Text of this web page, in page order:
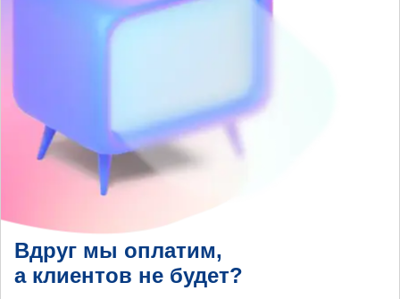
Вдруг мы оплатим,
а клиентов не будет?